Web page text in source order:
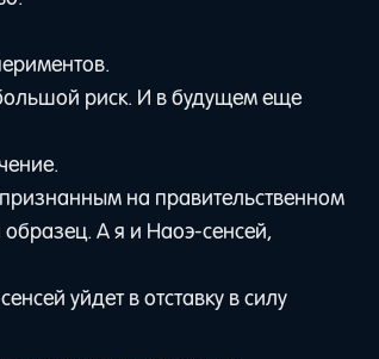
риск. И в будущем еще
на правительственном
А я и Наоэ-сенсей,
уйдет в отставку в силу